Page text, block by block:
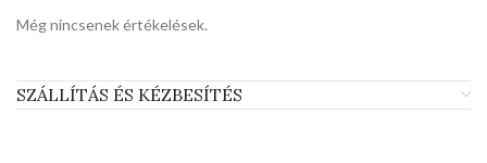
Még nincsenek értékelések.
SZÁLLÍTÁS ÉS KÉZBESÍTÉS